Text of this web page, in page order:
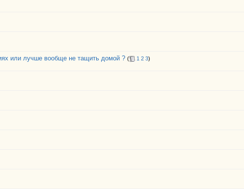
или лучше вообще не тащить домой ? ( 1 2 3)